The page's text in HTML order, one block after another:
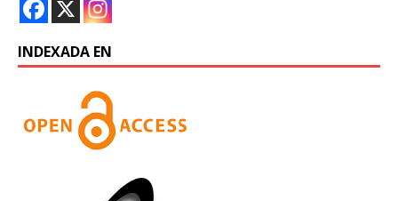
INDEXADA EN